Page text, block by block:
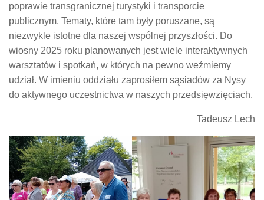
poprawie transgranicznej turystyki i transporcie
publicznym. Tematy, które tam były poruszane, są
niezwykle istotne dla naszej wspólnej przyszłości. Do
wiosny 2025 roku planowanych jest wiele interaktywnych
warsztatów i spotkań, w których na pewno weźmiemy
udział. W imieniu oddziału zaprosiłem sąsiadów za Nysy
do aktywnego uczestnictwa w naszych przedsięwzięciach.
Tadeusz Lech